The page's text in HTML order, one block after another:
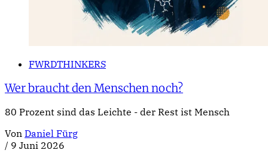
FWRDTHINKERS
Wer braucht den Menschen noch?
80 Prozent sind das Leichte - der Rest ist Mensch
Von Daniel Fürg
/ 9 Juni 2026